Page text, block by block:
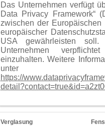
Das Unternehmen verfügt
Data Privacy Framework“
zwischen der
europäischer
USA gewährleisten
Unternehmen
einzuhalten. Weitere
unter
https://
Verglasung